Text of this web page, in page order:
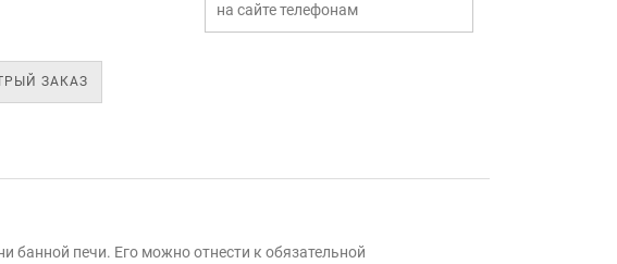
ЗАКАЗ
на сайте телефонам
банной печи. Его можно отнести к обязательной